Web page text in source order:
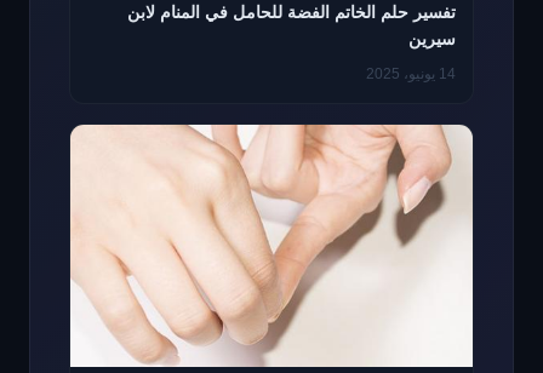
تفسير حلم الخاتم الفضة للحامل في المنام لابن
سيرين
14 يونيو، 2025